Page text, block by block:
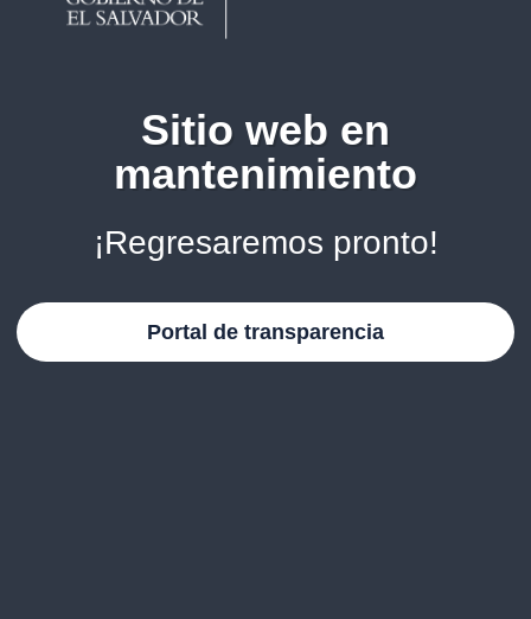
Sitio web en
mantenimiento
¡Regresaremos pronto!
Portal de transparencia